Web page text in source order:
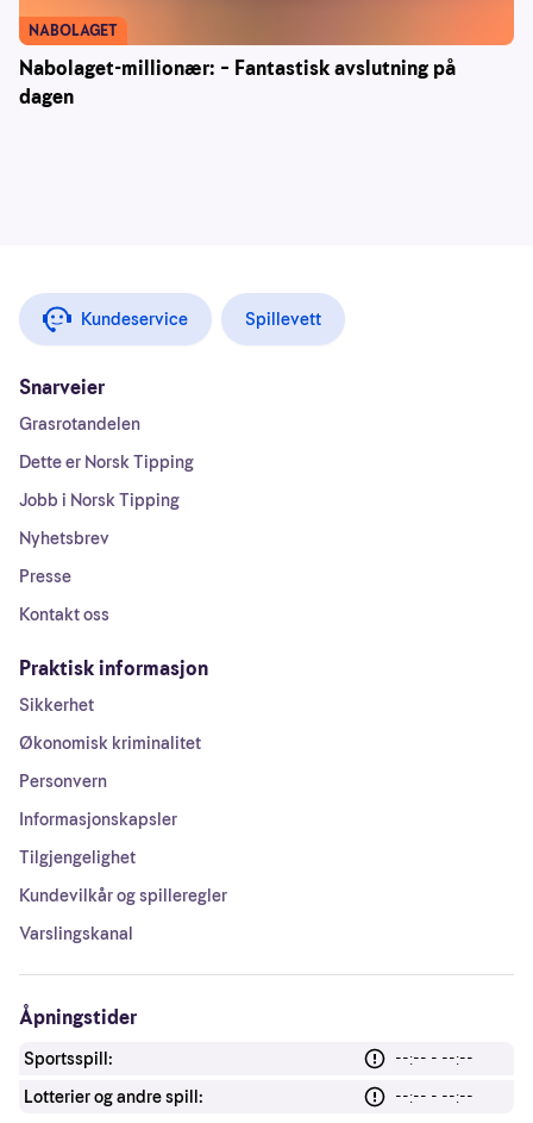
Nabolaget-millionær: – Fantastisk avslutning på
dagen
NABOLAGET
Kundeservice Spillevett
Snarveier
Grasrotandelen
Dette er Norsk Tipping
Jobb i Norsk Tipping
Nyhetsbrev
Presse
Kontakt oss
Praktisk informasjon
Sikkerhet
Økonomisk kriminalitet
Personvern
Informasjonskapsler
Tilgjengelighet
Kundevilkår og spilleregler
Varslingskanal
Åpningstider
Sportsspill:
--:-- - --:--
Lotterier og andre spill:
--:-- - --:--